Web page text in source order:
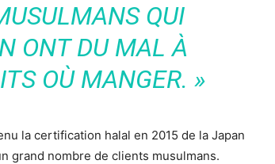
QUI
ONT DU MAL À
OÙ MANGER. »
la certification halal en 2015 de la Japan
grand nombre de clients musulmans.